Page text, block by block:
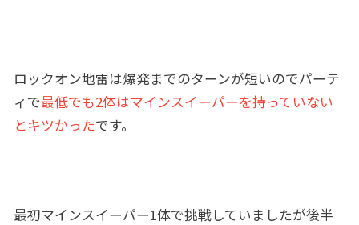
ロックオン地雷は爆発までのターンが短いのでパーテ
ィで最低でも2体はマインスイーパーを持っていない
とキツかったです。
最初マインスイーパー1体で挑戦していましたが後半